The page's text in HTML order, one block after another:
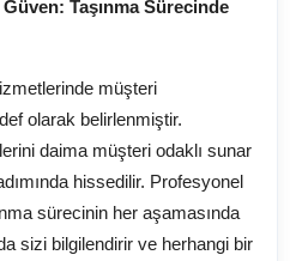
Taşınma Sürecinde
müşteri
olarak belirlenmiştir.
daima müşteri odaklı sunar
hissedilir. Profesyonel
sürecinin her aşamasında
sizi bilgilendirir ve herhangi bir